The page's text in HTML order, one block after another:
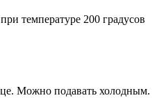
температуре 200 градусов
Можно подавать холодным.